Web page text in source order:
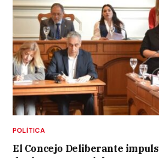
POLÍTICA
El Concejo Deliberante